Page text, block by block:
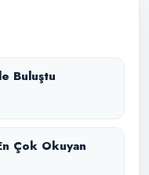
Buluştu
Çok Okuyan